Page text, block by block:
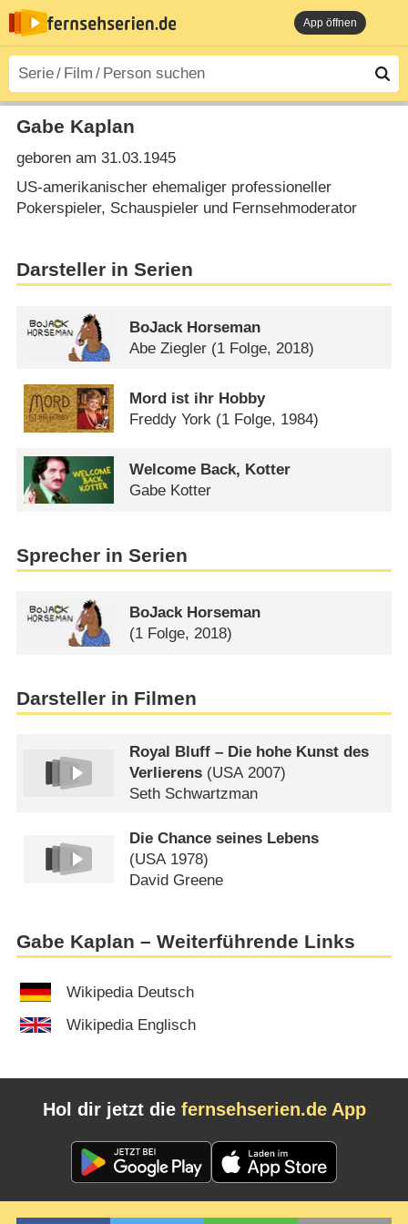
App öffnen
Gabe Kaplan
geboren am 31.03.1945
US-amerikanischer ehemaliger professioneller
Pokerspieler, Schauspieler und Fernsehmoderator
Darsteller in Serien
BoJack Horseman​
Abe Ziegler (1 Folge, 2018)
Mord ist ihr Hobby
Freddy York (1 Folge, 1984)
Welcome Back, Kotter
Gabe Kotter
Sprecher in Serien
BoJack Horseman​
(1 Folge, 2018)
Darsteller in Filmen
Royal Bluff – Die hohe Kunst des
Verlierens (USA2007)
Seth Schwartzman
Die Chance seines Lebens
(USA1978)
David Greene
Gabe Kaplan – Weiterführende Links
Wikipedia Deutsch
Wikipedia Englisch
Hol dir jetzt die fernsehserien.de App